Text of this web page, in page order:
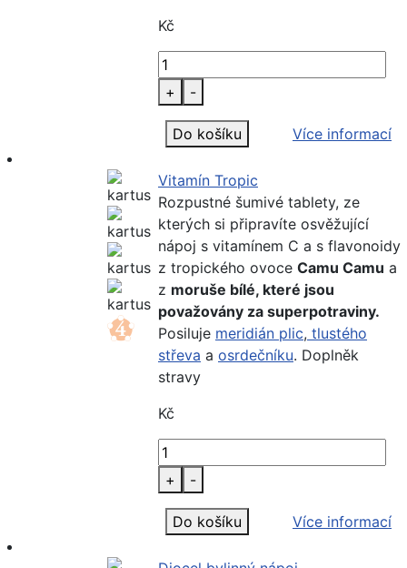
Kč
+ -
Do košíku Více informací
Vitamín Tropic
Rozpustné šumivé tablety, ze
kterých si připravíte osvěžující
nápoj s vitamínem C a s flavonoidy
z tropického ovoce Camu Camu a
z moruše bílé, které jsou
považovány za superpotraviny.
Posiluje meridián plic, tlustého
střeva a osrdečníku. Doplněk
stravy
Kč
+ -
Do košíku Více informací